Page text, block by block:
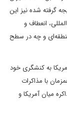
گرفته شده نیز این
انعطاف و
و چه در سطح
به کنشگری خود
با مذاکرات
میان آمریکا و